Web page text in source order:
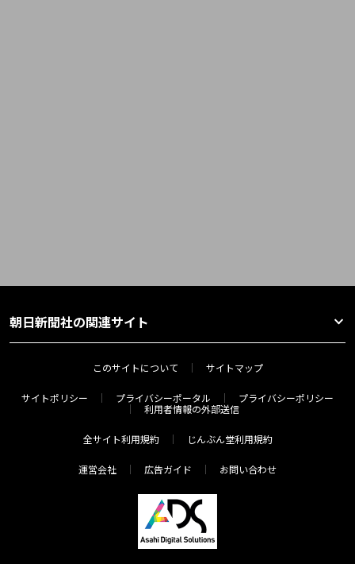
朝日新聞社の関連サイト
このサイトについて サイトマップ
サイトポリシー プライバシーポータル
プライバシーポリシー
利用者情報の外部送信
全サイト利用規約 じんぶん堂利用規約
運営会社 広告ガイド お問い合わせ